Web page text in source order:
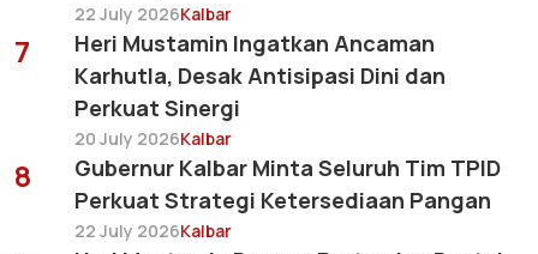
22 July 2026Kalbar
7
Heri Mustamin Ingatkan Ancaman
Karhutla, Desak Antisipasi Dini dan
Perkuat Sinergi
20 July 2026Kalbar
8
Gubernur Kalbar Minta Seluruh Tim TPID
Perkuat Strategi Ketersediaan Pangan
22 July 2026Kalbar